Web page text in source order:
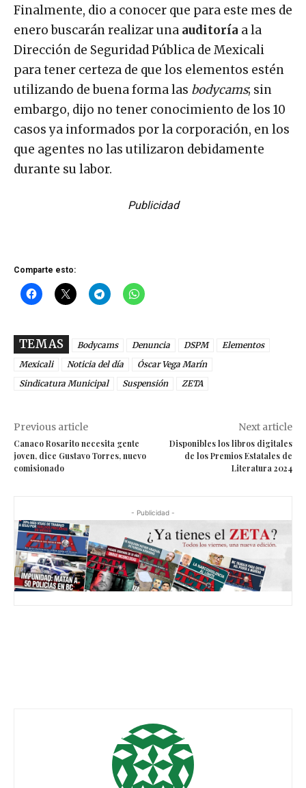
Finalmente, dio a conocer que para este mes de
enero buscarán realizar una auditoría a la
Dirección de Seguridad Pública de Mexicali
para tener certeza de que los elementos estén
utilizando de buena forma las bodycams; sin
embargo, dijo no tener conocimiento de los 10
casos ya informados por la corporación, en los
que agentes no las utilizaron debidamente
durante su labor.
Publicidad
Comparte esto:
TEMAS Bodycams Denuncia DSPM
Elementos
Mexicali
Noticia del día
Óscar Vega Marín
Sindicatura Municipal
Suspensión ZETA
Previous article
Canaco Rosarito necesita gente
joven, dice Gustavo Torres, nuevo
comisionado
Next article
Disponibles los libros digitales
de los Premios Estatales de
Literatura 2024
- Publicidad -